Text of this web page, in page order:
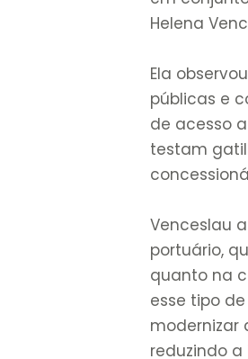
Helena
Ela
públicas e
de acesso
testam
Venceslau
portuário,
quanto na
esse tipo
modernizar
reduzindo